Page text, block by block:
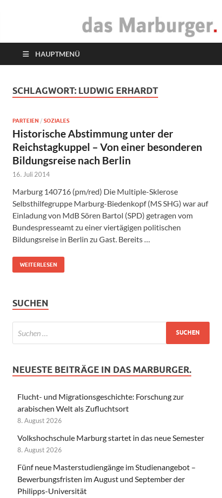
das Marburger.
HAUPTMENÜ
SCHLAGWORT: LUDWIG ERHARDT
PARTEIEN / SOZIALES
Historische Abstimmung unter der
Reichstagkuppel – Von einer besonderen
Bildungsreise nach Berlin
16. Juli 2014
Marburg 140716 (pm/red) Die Multiple-Sklerose
Selbsthilfegruppe Marburg-Biedenkopf (MS SHG) war auf
Einladung von MdB Sören Bartol (SPD) getragen vom
Bundespresseamt zu einer viertägigen politischen
Bildungsreise in Berlin zu Gast. Bereits …
WEITERLESEN
SUCHEN
NEUESTE BEITRÄGE IN DAS MARBURGER.
Flucht- und Migrationsgeschichte: Forschung zur
arabischen Welt als Zufluchtsort
8. August 2026
Volkshochschule Marburg startet in das neue Semester
8. August 2026
Fünf neue Masterstudiengänge im Studienangebot –
Bewerbungsfristen im August und September der
Philipps-Universität